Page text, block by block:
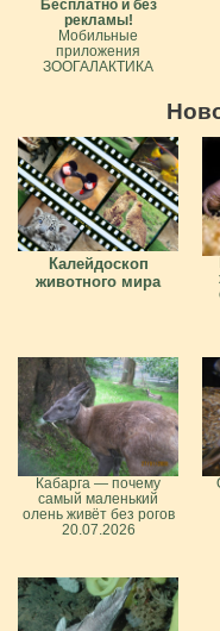
Бесплатно и без
рекламы!
Мобильные
приложения
ЗООГАЛАКТИКА
Калейдоскоп
животного мира
Кабарга — почему
самый маленький
олень живёт без рогов
20.07.2026